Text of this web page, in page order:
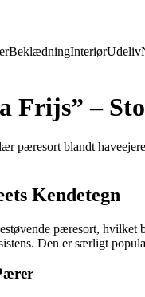
BeklædningInteriørUdeliv
Frijs” –
pæresort blandt
Kendetegn
pæresort,
Den er særligt